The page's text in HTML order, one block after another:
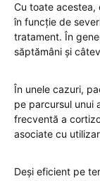
Cu toate acestea,
în funcție de
tratament. În
săptămâni și
În unele cazuri,
pe parcursul unui
frecventă a
asociate cu
Deși eficient pe